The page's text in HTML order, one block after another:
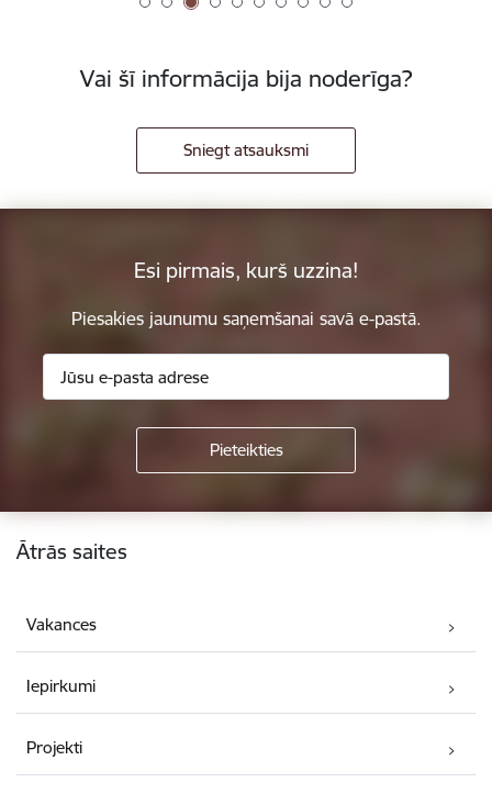
Vai šī informācija bija noderīga?
Sniegt atsauksmi
Esi pirmais, kurš uzzina!
Piesakies jaunumu saņemšanai savā e-pastā.
Kājene
Ātrās saites
Vakances
Iepirkumi
Projekti